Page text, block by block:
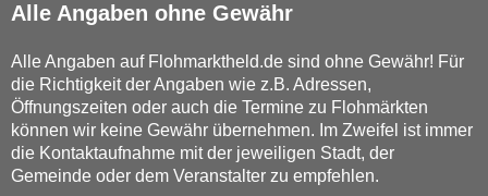
Alle Angaben ohne Gewähr
Alle Angaben auf Flohmarktheld.de sind ohne Gewähr! Für
die Richtigkeit der Angaben wie z.B. Adressen,
Öffnungszeiten oder auch die Termine zu Flohmärkten
können wir keine Gewähr übernehmen. Im Zweifel ist immer
die Kontaktaufnahme mit der jeweiligen Stadt, der
Gemeinde oder dem Veranstalter zu empfehlen.